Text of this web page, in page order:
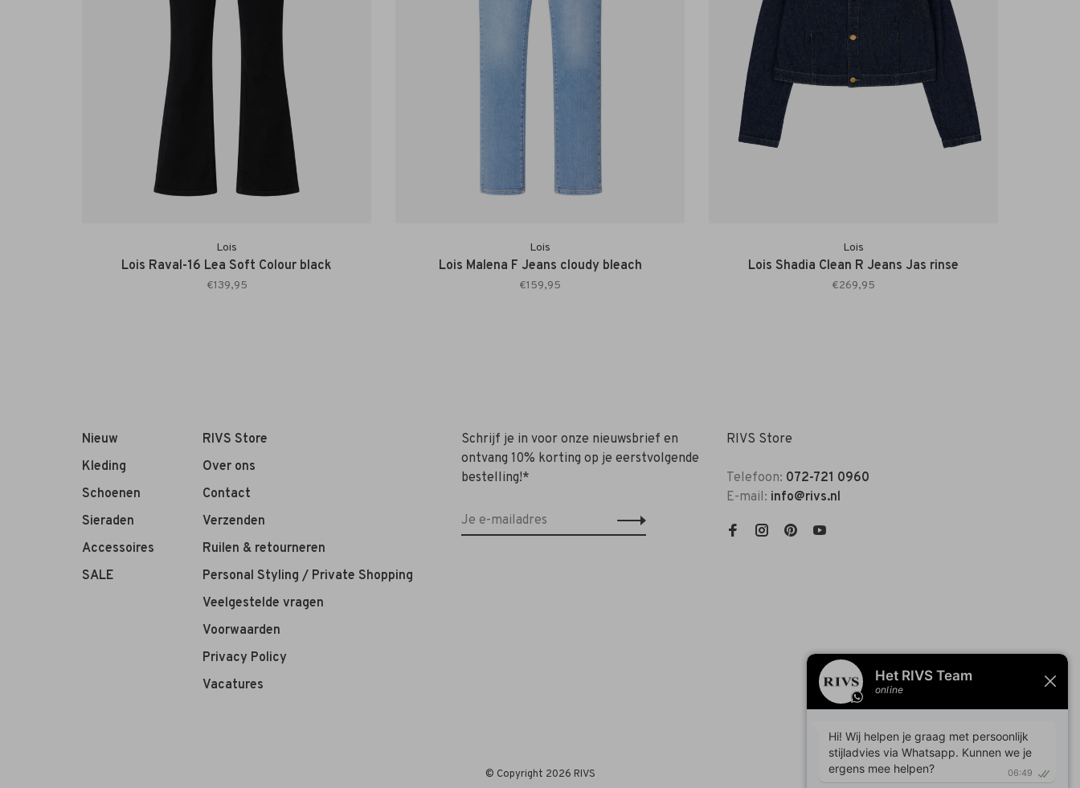
Lois
Lois Raval-16 Lea Soft Colour black
€139,95
Lois
Lois Malena F Jeans cloudy bleach
€159,95
Lois
Lois Shadia Clean R Jeans Jas rinse
€269,95
Nieuw
Kleding
Schoenen
Sieraden
Accessoires
SALE
RIVS Store
Over ons
Contact
Verzenden
Ruilen & retourneren
Personal Styling / Private Shopping
Veelgestelde vragen
Voorwaarden
Privacy Policy
Vacatures
Schrijf je in voor onze nieuwsbrief en
ontvang 10% korting op je eerstvolgende
bestelling!*
RIVS Store
Telefoon: 072-721 0960
E-mail: info@rivs.nl
© Copyright 2026 RIVS